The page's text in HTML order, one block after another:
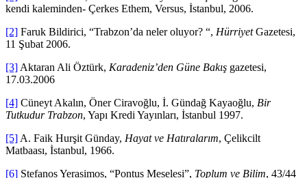
kendi kaleminden- Çerkes Ethem, Versus, İstanbul, 2006.
[2] Faruk Bildirici, “Trabzon’da neler oluyor? “, HürriyetGazetesi,
11 Şubat 2006.
[3] Aktaran Ali Öztürk, Karadeniz’den Güne Bakış gazetesi,
17.03.2006
[4] Cüneyt Akalın, Öner Ciravoğlu, İ. Gündağ Kayaoğlu, Bir
Tutkudur Trabzon, Yapı Kredi Yayınları, İstanbul 1997.
[5] A. Faik Hurşit Günday, Hayat ve Hatıralarım, Çelikcilt
Matbaası, İstanbul, 1966.
[6] Stefanos Yerasimos, “Pontus Meselesi”, Toplum ve Bilim, 43/44